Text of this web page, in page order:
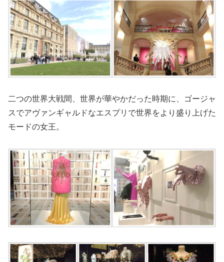
二つの世界大戦間、世界が華やかだった時期に、ゴージャ
スでアヴァンギャルドなエスプリで世界をより盛り上げた
モードの女王。